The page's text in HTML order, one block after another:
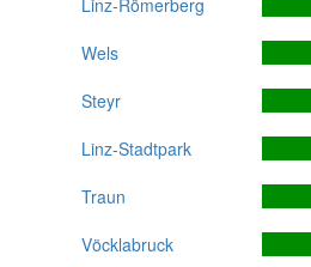
Linz-Römerberg
Wels
Steyr
Linz-Stadtpark
Traun
Vöcklabruck